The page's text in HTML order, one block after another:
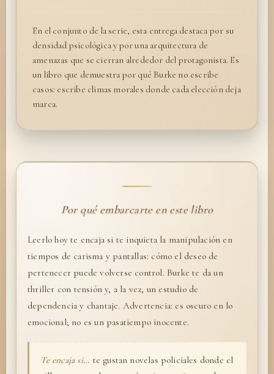
En el conjunto de la serie, esta entrega destaca por su
densidad psicológica y por una arquitectura de
amenazas que se cierran alrededor del protagonista. Es
un libro que demuestra por qué Burke no escribe
casos: escribe climas morales donde cada elección deja
marca.
Por qué embarcarte en este libro
Leerlo hoy te encaja si te inquieta la manipulación en
tiempos de carisma y pantallas: cómo el deseo de
pertenecer puede volverse control. Burke te da un
thriller con tensión y, a la vez, un estudio de
dependencia y chantaje. Advertencia: es oscuro en lo
emocional; no es un pasatiempo inocente.
Te encaja si… te gustan novelas policiales donde el